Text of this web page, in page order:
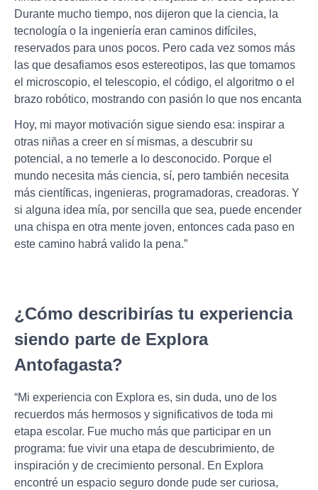
Durante mucho tiempo, nos dijeron que la ciencia, la
tecnología o la ingeniería eran caminos difíciles,
reservados para unos pocos. Pero cada vez somos más
las que desafiamos esos estereotipos, las que tomamos
el microscopio, el telescopio, el código, el algoritmo o el
brazo robótico, mostrando con pasión lo que nos encanta
Hoy, mi mayor motivación sigue siendo esa: inspirar a
otras niñas a creer en sí mismas, a descubrir su
potencial, a no temerle a lo desconocido. Porque el
mundo necesita más ciencia, sí, pero también necesita
más científicas, ingenieras, programadoras, creadoras. Y
si alguna idea mía, por sencilla que sea, puede encender
una chispa en otra mente joven, entonces cada paso en
este camino habrá valido la pena.”
¿Cómo describirías tu experiencia
siendo parte de Explora
Antofagasta?
“Mi experiencia con Explora es, sin duda, uno de los
recuerdos más hermosos y significativos de toda mi
etapa escolar. Fue mucho más que participar en un
programa: fue vivir una etapa de descubrimiento, de
inspiración y de crecimiento personal. En Explora
encontré un espacio seguro donde pude ser curiosa,